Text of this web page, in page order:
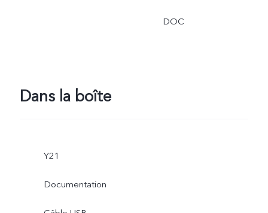
DOC
Dans la boîte
Y21
Documentation